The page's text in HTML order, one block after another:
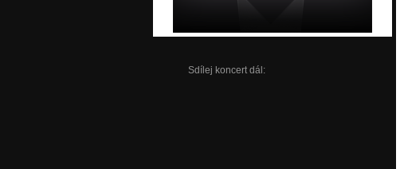
Sdílej koncert dál: